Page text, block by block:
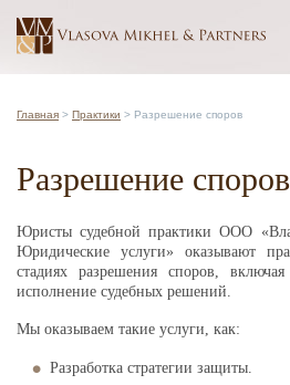
Главная > Практики > Разрешение споров
Разрешение споров
Юристы судебной практики ООО
Юридические услуги» оказывают
стадиях разрешения споров,
исполнение судебных решений.
Мы оказываем такие услуги, как:
Разработка стратегии защиты.